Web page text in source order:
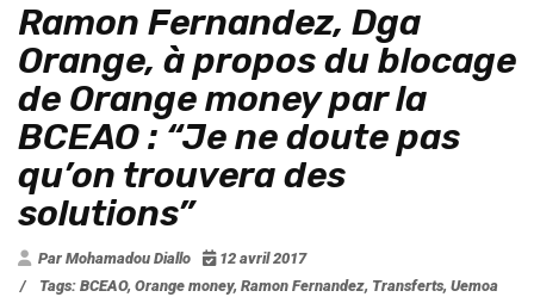
Ramon Fernandez, Dga
Orange, à propos du blocage
de Orange money par la
BCEAO : “Je ne doute pas
qu’on trouvera des
solutions”
Par Mohamadou Diallo
12 avril 2017
/
Tags: BCEAO, Orange money, Ramon Fernandez, Transferts, Uemoa